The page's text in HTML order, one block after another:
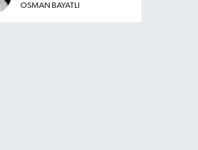
OSMAN BAYATLI